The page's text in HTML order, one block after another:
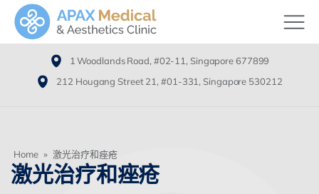
1 Woodlands Road, #02-11, Singapore 677899
212 Hougang Street 21, #01-331, Singapore 530212
Home » 激光治疗和痤疮
激光治疗和痤疮